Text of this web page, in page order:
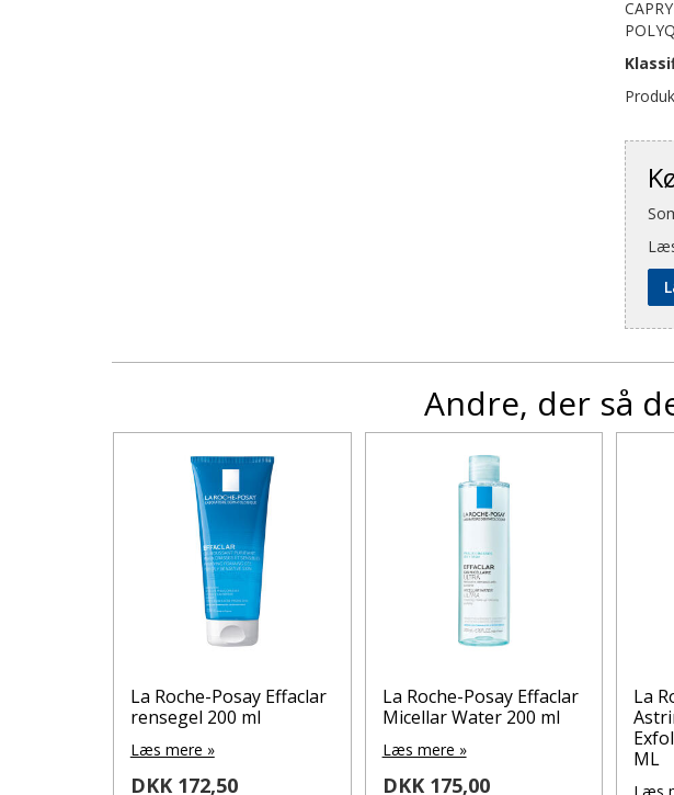
Andre, der så
La Roche-Posay Effaclar
rensegel 200 ml
Læs mere »
DKK 172,50
La Roche-Posay Effaclar
Micellar Water 200 ml
Læs mere »
DKK 175,00
La
ML